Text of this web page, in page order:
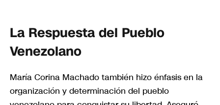
La Respuesta del Pueblo
Venezolano
María Corina Machado también hizo énfasis en la
organización y determinación del pueblo